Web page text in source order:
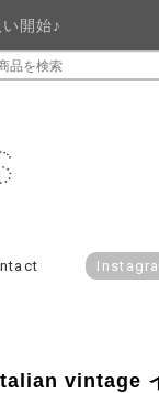
開始♪
vintage